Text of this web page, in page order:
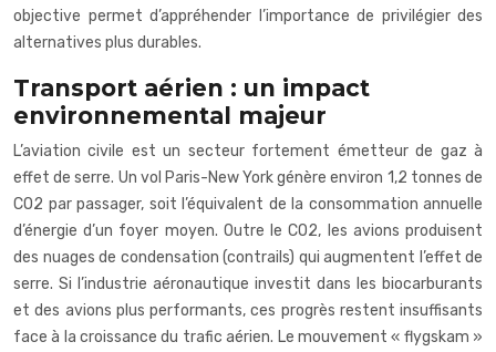
objective permet d’appréhender l’importance de privilégier des
alternatives plus durables.
Transport aérien : un impact
environnemental majeur
L’aviation civile est un secteur fortement émetteur de gaz à
effet de serre. Un vol Paris-New York génère environ 1,2 tonnes de
CO2 par passager, soit l’équivalent de la consommation annuelle
d’énergie d’un foyer moyen. Outre le CO2, les avions produisent
des nuages de condensation (contrails) qui augmentent l’effet de
serre. Si l’industrie aéronautique investit dans les biocarburants
et des avions plus performants, ces progrès restent insuffisants
face à la croissance du trafic aérien. Le mouvement « flygskam »